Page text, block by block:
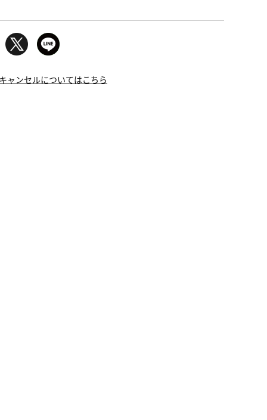
ャンセルについてはこちら